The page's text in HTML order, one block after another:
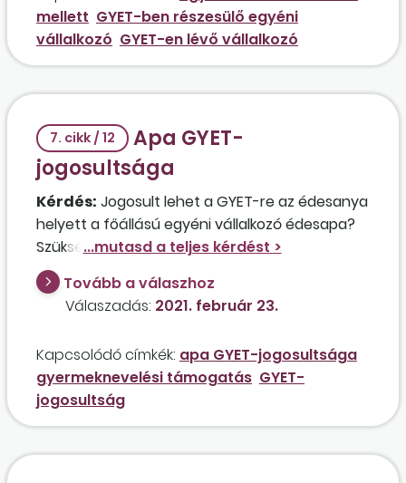
után kívánja igénybe venni a GYET-et, és
mellette folytatná a vállalkozói tevékenységet.
mellett GYET-ben részesülő egyéni
vállalkozó GYET-en lévő vállalkozó
7. cikk / 12
Apa GYET-
jogosultsága
Kérdés: Jogosult lehet a GYET-re az édesanya
helyett a főállású egyéni vállalkozó édesapa?
Szükséges, hogy ebben az esetben a családi
pótlékot is az apa igényelje?
Tovább a válaszhoz
Válaszadás: 2021. február 23.
Kapcsolódó címkék: apa GYET-jogosultsága
gyermeknevelési támogatás GYET-
jogosultság